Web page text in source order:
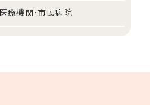
医療機関・市民病院